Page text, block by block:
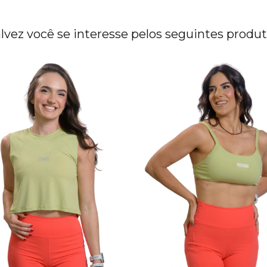
você se interesse pelos seguintes